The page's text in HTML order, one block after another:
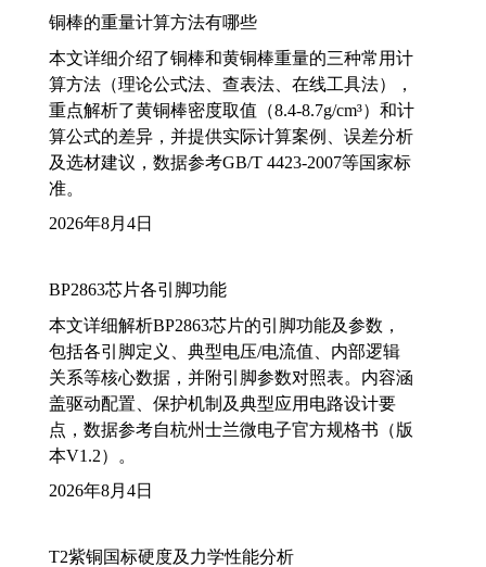
铜棒的重量计算方法有哪些
本文详细介绍了铜棒和黄铜棒重量的三种常用计
算方法（理论公式法、查表法、在线工具法），
重点解析了黄铜棒密度取值（8.4-8.7g/cm³）和计
算公式的差异，并提供实际计算案例、误差分析
及选材建议，数据参考GB/T 4423-2007等国家标
准。
2026年8月4日
BP2863芯片各引脚功能
本文详细解析BP2863芯片的引脚功能及参数，
包括各引脚定义、典型电压/电流值、内部逻辑
关系等核心数据，并附引脚参数对照表。内容涵
盖驱动配置、保护机制及典型应用电路设计要
点，数据参考自杭州士兰微电子官方规格书（版
本V1.2）。
2026年8月4日
T2紫铜国标硬度及力学性能分析